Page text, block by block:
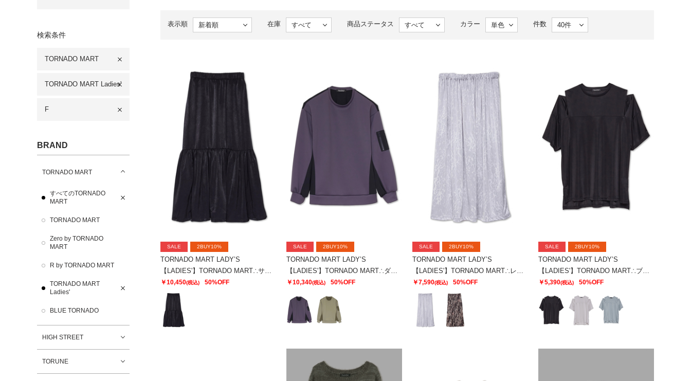
検索条件
TORNADO MART
TORNADO MART Ladies'
F
BRAND
TORNADO MART
すべてのTORNADO
MART
TORNADO MART
Zero by TORNADO
MART
R by TORNADO MART
TORNADO MART
Ladies'
BLUE TORNADO
HIGH STREET
TORUNE
表示順 在庫 商品ステータス カラー 件数
SALE 2BUY10%
TORNADO MART LADY’S
￥10,450(税込) 50%OFF
SALE 2BUY10%
TORNADO MART LADY’S
￥10,340(税込) 50%OFF
SALE 2BUY10%
TORNADO MART LADY’S
￥7,590(税込) 50%OFF
SALE 2BUY10%
TORNADO MART LADY’S
￥5,390(税込) 50%OFF